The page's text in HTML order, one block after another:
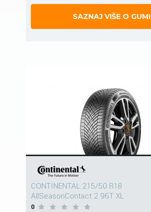
SAZNAJ VIŠE O GUMI
CONTINENTAL 215/50 R18
AllSeasonContact 2 96T XL
0